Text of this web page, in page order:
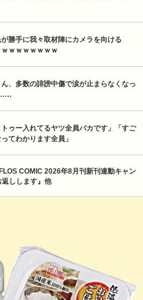
勝手に我々取材陣にカメラを向ける
ｗｗｗｗｗｗｗ
、多数の誹謗中傷で涙が止まらなくなっ
ゥー入れてるヤツ全員バカです」「すご
てわかります全員」
COMIC 2026年8月刊新刊連動キャン
しします』他